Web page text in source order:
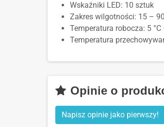
Wskaźniki LED: 10 sztuk
Zakres wilgotności: 15 –
Temperatura robocza: 5 °C
Temperatura
Opinie o
Napisz opinie jako pierwszy!